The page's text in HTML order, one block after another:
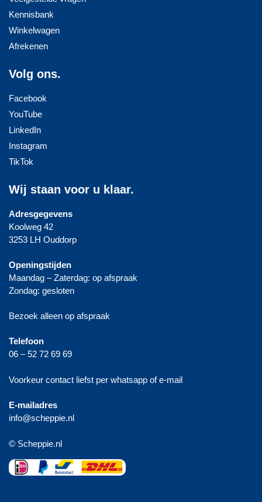
Kennisbank
Winkelwagen
Afrekenen
Volg ons.
Facebook
YouTube
LinkedIn
Instagram
TikTok
Wij staan voor u klaar.
Adresgegevens
Koolweg 42
3253 LH Ouddorp
Openingstijden
Maandag – Zaterdag: op afspraak
Zondag: gesloten
Bezoek alleen op afspraak
Telefoon
06 – 52 72 69 69
Voorkeur contact liefst per whatsapp of e-mail
E-mailadres
info@scheppie.nl
© Scheppie.nl